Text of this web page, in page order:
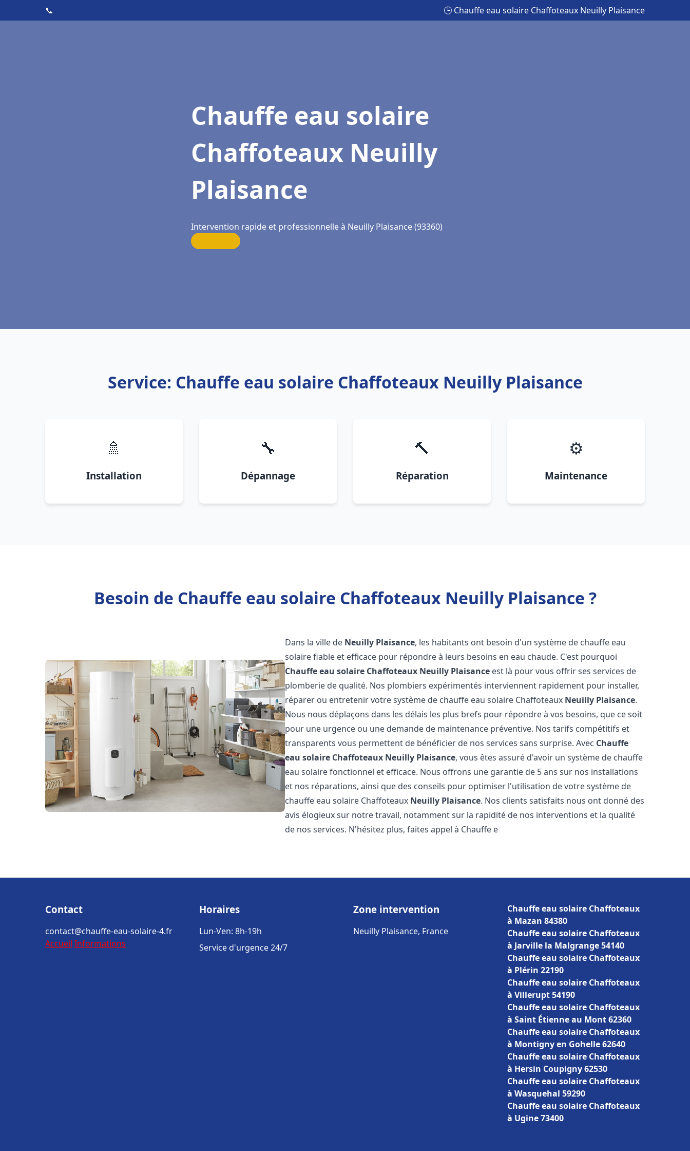
📞 🕒 Chauffe eau solaire Chaffoteaux Neuilly Plaisance
Chauffe eau solaire
Chaffoteaux Neuilly
Plaisance
Intervention rapide et professionnelle à Neuilly Plaisance (93360)
Service: Chauffe eau solaire Chaffoteaux Neuilly Plaisance
🚿
Installation
🔧
Dépannage
🔨
Réparation
⚙️
Maintenance
Besoin de Chauffe eau solaire Chaffoteaux Neuilly Plaisance ?
Dans la ville de Neuilly Plaisance, les habitants ont besoin d'un système de chauffe eau
solaire fiable et efficace pour répondre à leurs besoins en eau chaude. C'est pourquoi
Chauffe eau solaire Chaffoteaux Neuilly Plaisance est là pour vous offrir ses services de
plomberie de qualité. Nos plombiers expérimentés interviennent rapidement pour installer,
réparer ou entretenir votre système de chauffe eau solaire Chaffoteaux Neuilly Plaisance.
Nous nous déplaçons dans les délais les plus brefs pour répondre à vos besoins, que ce soit
pour une urgence ou une demande de maintenance préventive. Nos tarifs compétitifs et
transparents vous permettent de bénéficier de nos services sans surprise. Avec Chauffe
eau solaire Chaffoteaux Neuilly Plaisance, vous êtes assuré d'avoir un système de chauffe
eau solaire fonctionnel et efficace. Nous offrons une garantie de 5 ans sur nos installations
et nos réparations, ainsi que des conseils pour optimiser l'utilisation de votre système de
chauffe eau solaire Chaffoteaux Neuilly Plaisance. Nos clients satisfaits nous ont donné des
avis élogieux sur notre travail, notamment sur la rapidité de nos interventions et la qualité
de nos services. N'hésitez plus, faites appel à Chauffe e
Contact
contact@chauffe-eau-solaire-4.fr
Accueil Informations
Horaires
Lun-Ven: 8h-19h
Service d'urgence 24/7
Zone intervention
Neuilly Plaisance, France
Chauffe eau solaire Chaffoteaux
à Mazan 84380
Chauffe eau solaire Chaffoteaux
à Jarville la Malgrange 54140
Chauffe eau solaire Chaffoteaux
à Plérin 22190
Chauffe eau solaire Chaffoteaux
à Villerupt 54190
Chauffe eau solaire Chaffoteaux
à Saint Étienne au Mont 62360
Chauffe eau solaire Chaffoteaux
à Montigny en Gohelle 62640
Chauffe eau solaire Chaffoteaux
à Hersin Coupigny 62530
Chauffe eau solaire Chaffoteaux
à Wasquehal 59290
Chauffe eau solaire Chaffoteaux
à Ugine 73400